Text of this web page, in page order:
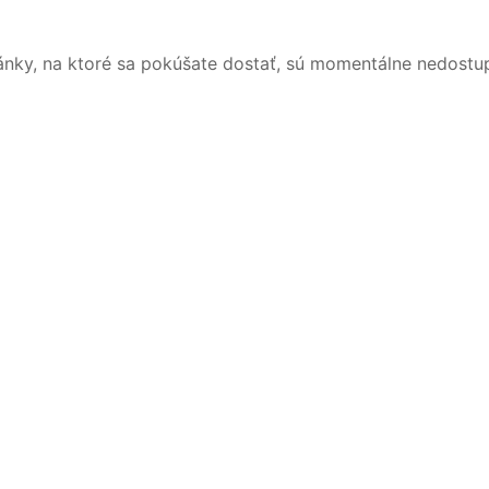
na ktoré sa pokúšate dostať, sú momentálne